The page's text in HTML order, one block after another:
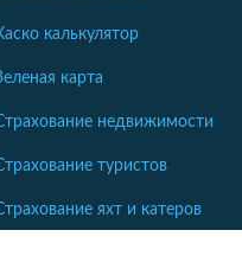
калькулятор
карта
недвижимости
туристов
яхт и катеров